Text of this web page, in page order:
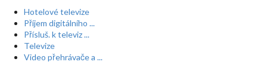
Hotelové televize
Příjem digitálního ...
Přísluš. k televiz ...
Televize
Video přehrávače a ...